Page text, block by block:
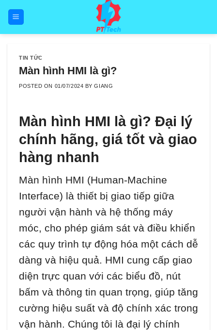
TIN TỨC
Màn hình HMI là gì?
POSTED ON 01/07/2024 BYGIANG
Màn hình HMI là gì? Đại lý
chính hãng, giá tốt và giao
hàng nhanh
Màn hình HMI (Human-Machine
Interface) là thiết bị giao tiếp giữa
người vận hành và hệ thống máy
móc, cho phép giám sát và điều khiển
các quy trình tự động hóa một cách dễ
dàng và hiệu quả. HMI cung cấp giao
diện trực quan với các biểu đồ, nút
bấm và thông tin quan trọng, giúp tăng
cường hiệu suất và độ chính xác trong
vận hành. Chúng tôi là đại lý chính